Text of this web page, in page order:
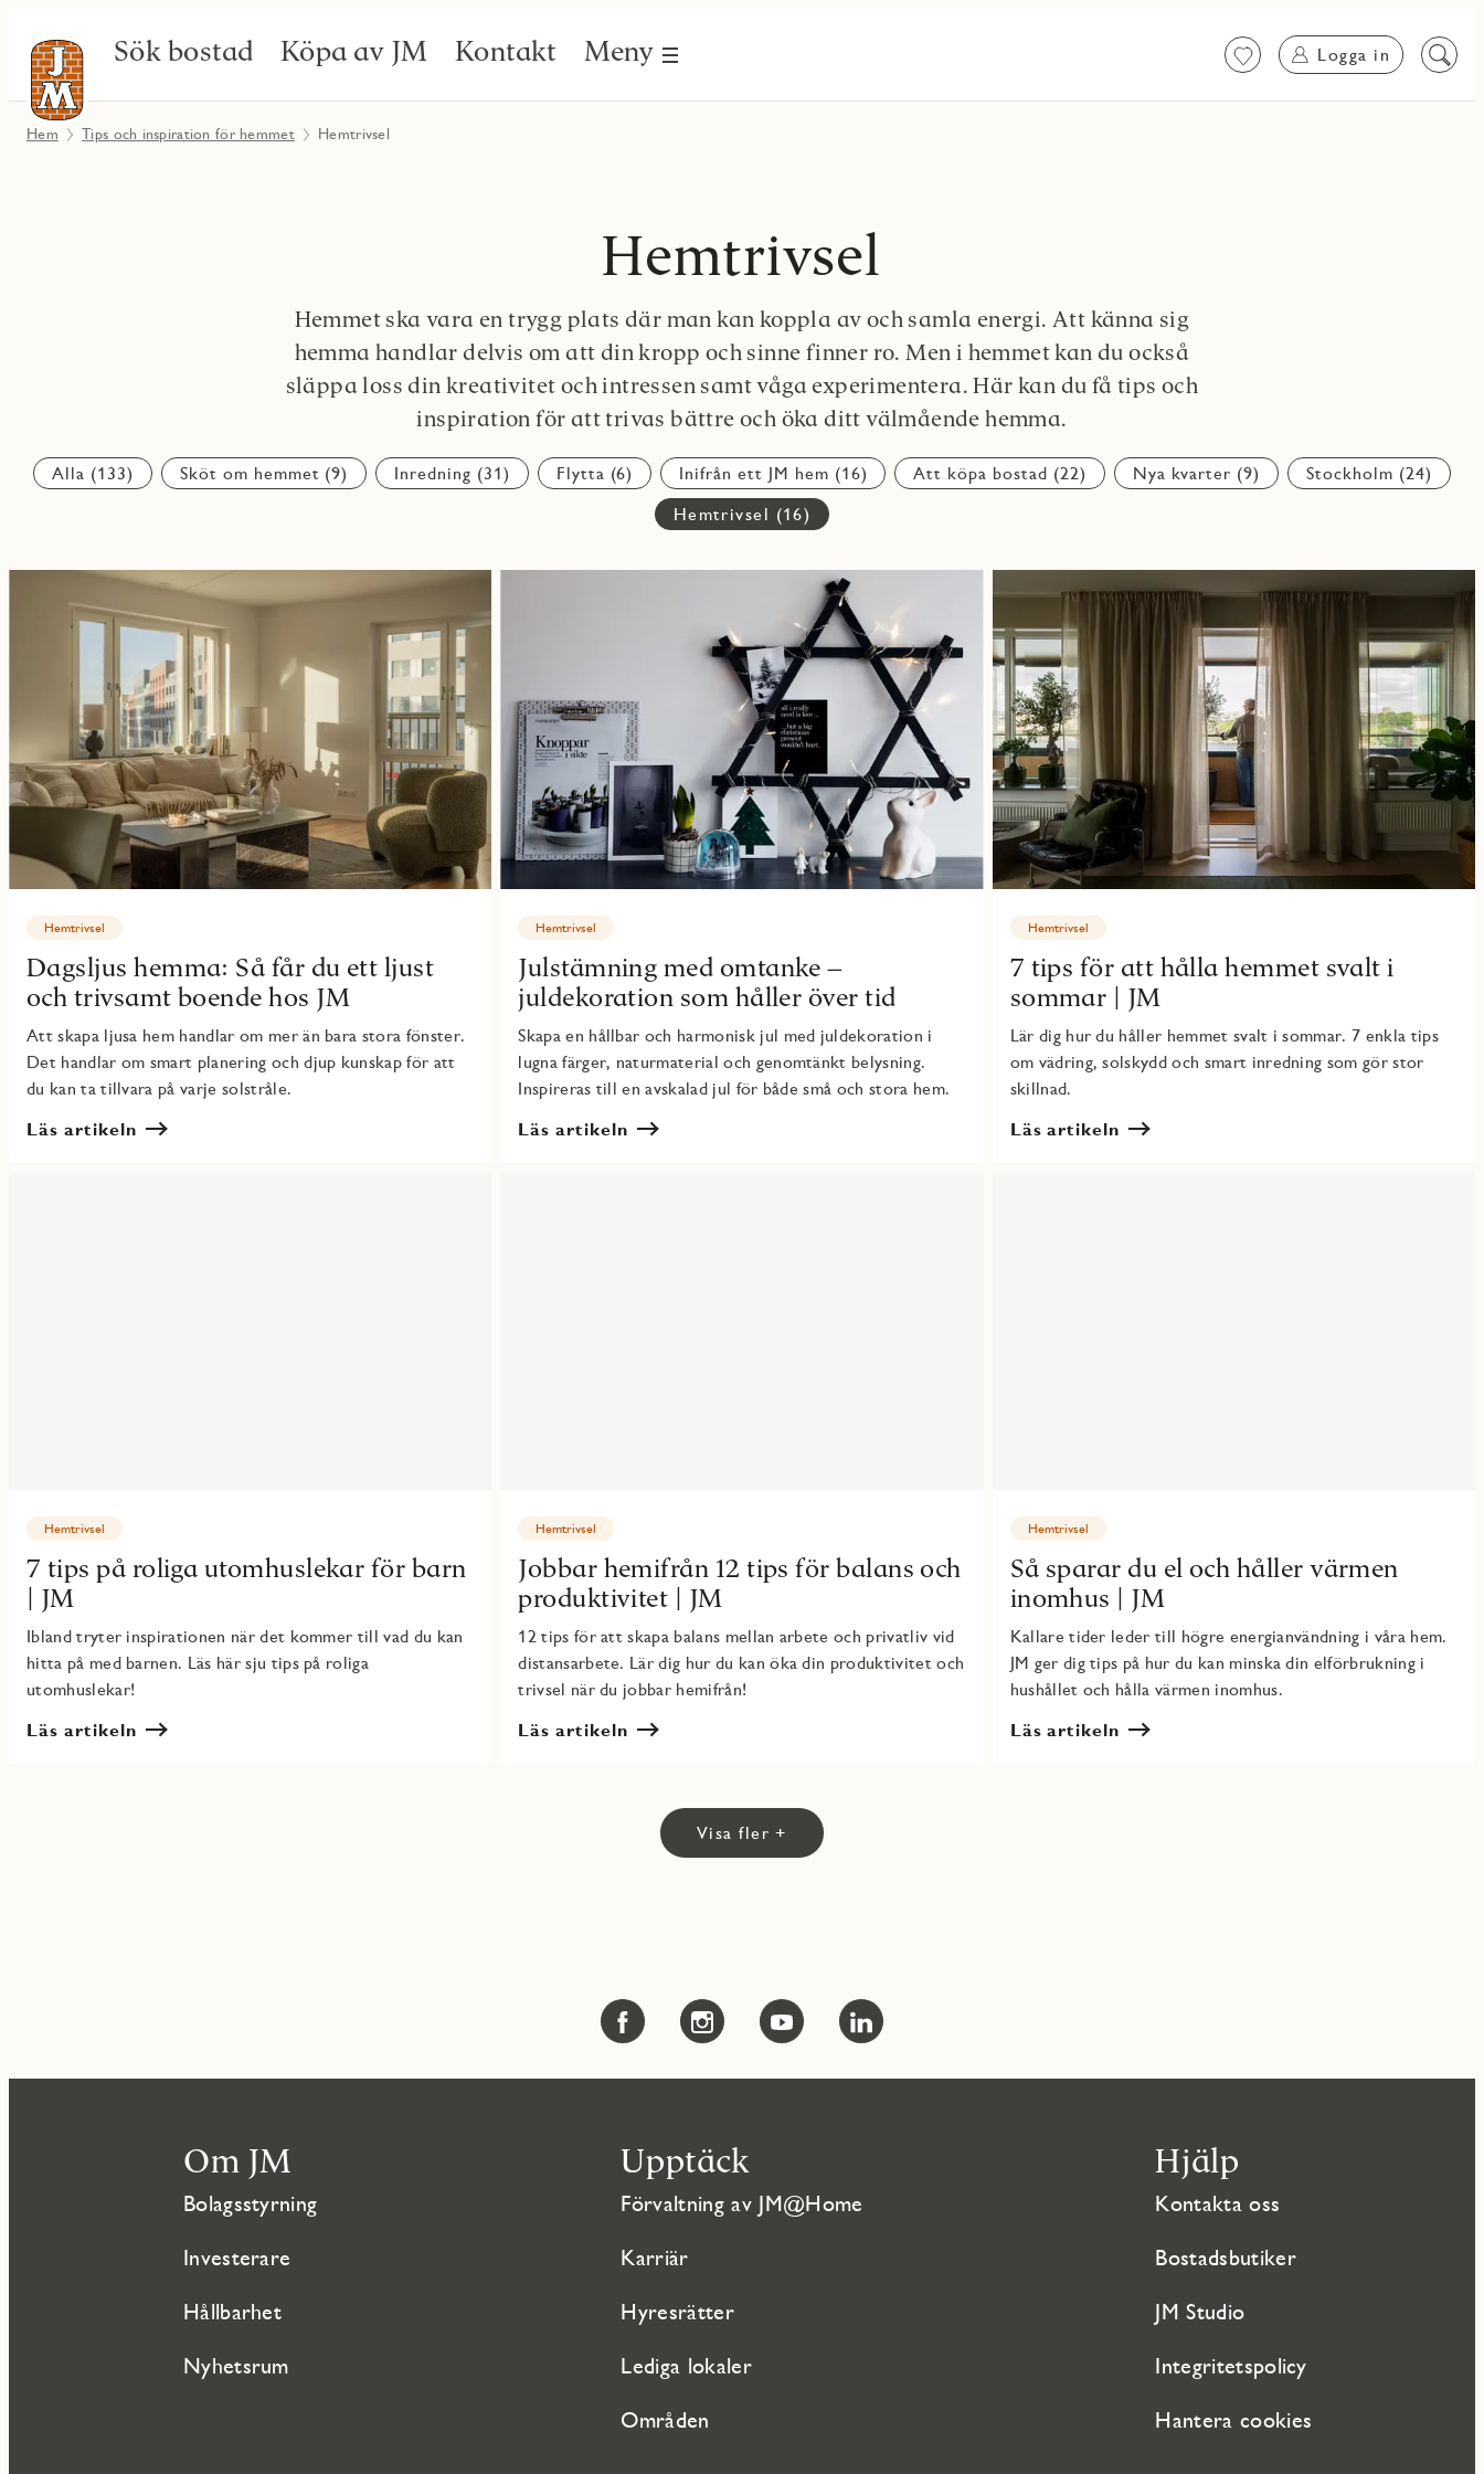
Sök bostad Köpa av JM Kontakt Meny Favoriter Logga in
Sök
på
Hem Tips och inspiration för hemmet Hemtrivsel
Hemtrivsel
Hemmet ska vara en trygg plats där man kan koppla av och samla energi. Att känna sig
hemma handlar delvis om att din kropp och sinne finner ro. Men i hemmet kan du också
släppa loss din kreativitet och intressen samt våga experimentera. Här kan du få tips och
inspiration för att trivas bättre och öka ditt välmående hemma.
Alla (133) Sköt om hemmet (9) Inredning (31) Flytta (6) Inifrån ett JM hem (16) Att köpa bostad (22) Nya kvarter (9)
Stockholm (24)
Hemtrivsel (16)
Hemtrivsel
Dagsljus hemma: Så får du ett ljust
och trivsamt boende hos JM
Att skapa ljusa hem handlar om mer än bara stora fönster.
Det handlar om smart planering och djup kunskap för att
du kan ta tillvara på varje solstråle.
Läs artikeln
Hemtrivsel
Julstämning med omtanke –
juldekoration som håller över tid
Skapa en hållbar och harmonisk jul med juldekoration i
lugna färger, naturmaterial och genomtänkt belysning.
Inspireras till en avskalad jul för både små och stora hem.
Läs artikeln
Hemtrivsel
7 tips för att hålla hemmet svalt i
sommar | JM
Lär dig hur du håller hemmet svalt i sommar. 7 enkla tips
om vädring, solskydd och smart inredning som gör stor
skillnad.
Läs artikeln
Hemtrivsel
7 tips på roliga utomhuslekar för barn
| JM
Ibland tryter inspirationen när det kommer till vad du kan
hitta på med barnen. Läs här sju tips på roliga
utomhuslekar!
Läs artikeln
Hemtrivsel
Jobbar hemifrån 12 tips för balans och
produktivitet | JM
12 tips för att skapa balans mellan arbete och privatliv vid
distansarbete. Lär dig hur du kan öka din produktivitet och
trivsel när du jobbar hemifrån!
Läs artikeln
Hemtrivsel
Så sparar du el och håller värmen
inomhus | JM
Kallare tider leder till högre energianvändning i våra hem.
JM ger dig tips på hur du kan minska din elförbrukning i
hushållet och hålla värmen inomhus.
Läs artikeln
Visa fler +
Om JM
Bolagsstyrning
Investerare
Hållbarhet
Nyhetsrum
Upptäck
Förvaltning av JM@Home
Karriär
Hyresrätter
Lediga lokaler
Områden
Hjälp
Kontakta oss
Bostadsbutiker
JM Studio
Integritetspolicy
Hantera cookies